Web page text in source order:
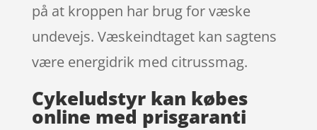
på at kroppen har brug for væske
undevejs. Væskeindtaget kan sagtens
være energidrik med citrussmag.
Cykeludstyr kan købes
online med prisgaranti